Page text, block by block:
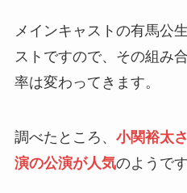
メインキャストの有馬公
ストですので、その組み
率は変わってきます。
調べたところ、 小関裕太
演の公演が人気のようです